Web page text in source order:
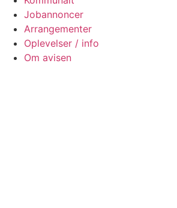
Jobannoncer
Arrangementer
Oplevelser / info
Om avisen